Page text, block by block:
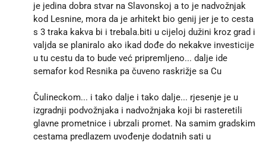
je jedina dobra stvar na Slavonskoj a to je nadvožnjak
kod Lesnine, mora da je arhitekt bio genij jer je to cesta
s 3 traka kakva bi i trebala.biti u cijeloj dužini kroz grad i
valjda se planiralo ako ikad dođe do nekakve investicije
u tu cestu da to bude već pripremljeno... dalje ide
semafor kod Resnika pa čuveno raskrižje sa Cu
Čulineckom... i tako dalje i tako dalje... rjesenje je u
izgradnji podvožnjaka i nadvožnjaka koji bi rasteretili
glavne prometnice i ubrzali promet. Na samim gradskim
cestama predlazem uvođenje dodatnih sati u